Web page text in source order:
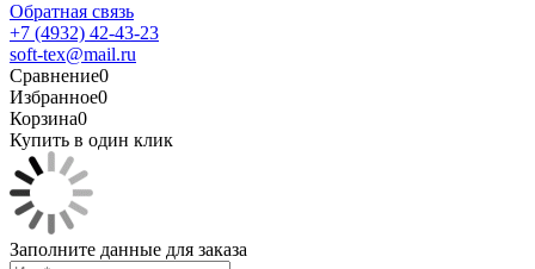
Обратная связь
+7 (4932) 42-43-23
soft-tex@mail.ru
Сравнение0
Избранное0
Корзина0
Купить в один клик
Заполните данные для заказа